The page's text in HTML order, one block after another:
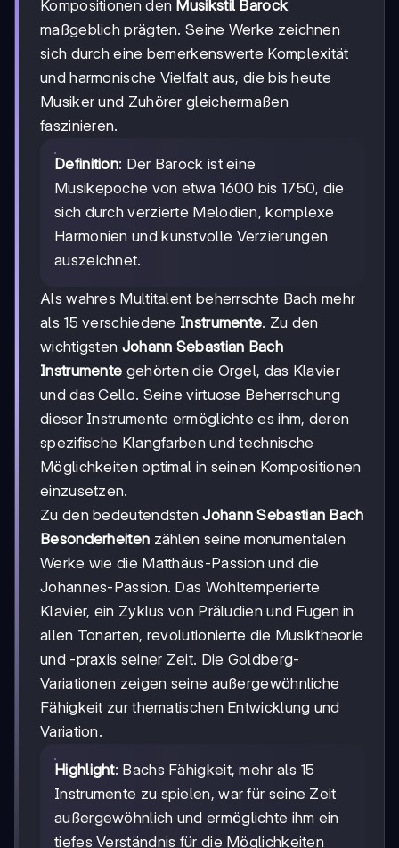
Kompositionen den Musikstil Barock
maßgeblich prägten. Seine Werke zeichnen
sich durch eine bemerkenswerte Komplexität
und harmonische Vielfalt aus, die bis heute
Musiker und Zuhörer gleichermaßen
faszinieren.
Definition: Der Barock ist eine
Musikepoche von etwa 1600 bis 1750, die
sich durch verzierte Melodien, komplexe
Harmonien und kunstvolle Verzierungen
auszeichnet.
Als wahres Multitalent beherrschte Bach mehr
als 15 verschiedene Instrumente. Zu den
wichtigsten Johann Sebastian Bach
Instrumente gehörten die Orgel, das Klavier
und das Cello. Seine virtuose Beherrschung
dieser Instrumente ermöglichte es ihm, deren
spezifische Klangfarben und technische
Möglichkeiten optimal in seinen Kompositionen
einzusetzen.
Zu den bedeutendstenJohann Sebastian Bach
Besonderheiten zählen seine monumentalen
Werke wie die Matthäus-Passion und die
Johannes-Passion. Das Wohltemperierte
Klavier, ein Zyklus von Präludien und Fugen in
allen Tonarten, revolutionierte die Musiktheorie
und -praxis seiner Zeit. Die Goldberg-
Variationen zeigen seine außergewöhnliche
Fähigkeit zur thematischen Entwicklung und
Variation.
Highlight: Bachs Fähigkeit, mehr als 15
Instrumente zu spielen, war für seine Zeit
außergewöhnlich und ermöglichte ihm ein
tiefes Verständnis für die Möglichkeiten